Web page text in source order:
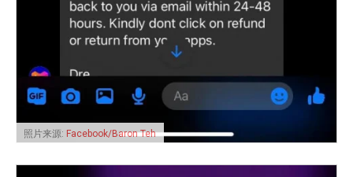
照片来源: Facebook/Baron Teh